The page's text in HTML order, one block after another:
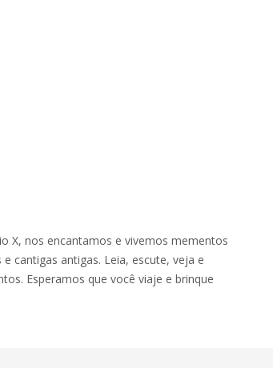
X, nos encantamos e vivemos mementos
cantigas antigas. Leia, escute, veja e
Esperamos que você viaje e brinque